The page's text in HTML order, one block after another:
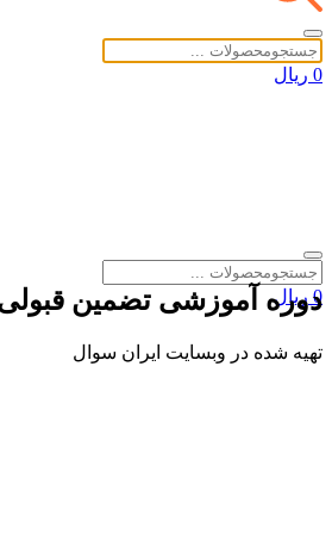
0 ریال
0 ریال
دوره آموزشی تضمین
تهیه شده در وبسایت ایران سوال